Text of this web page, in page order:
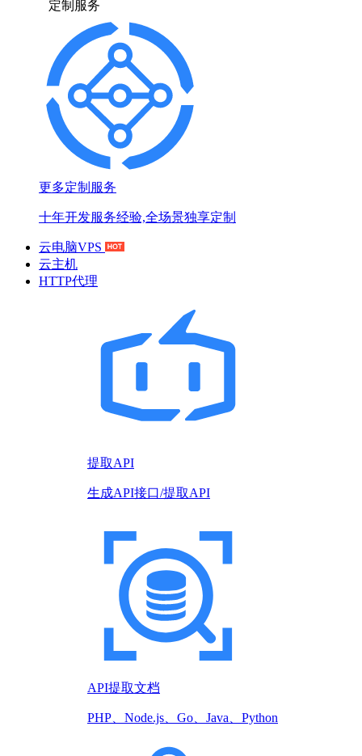
定制服务
更多定制服务
十年开发服务经验,全场景独享定制
云电脑VPS
云主机
HTTP代理
提取API
生成API接口/提取API
API提取文档
PHP、Node.js、Go、Java、Python